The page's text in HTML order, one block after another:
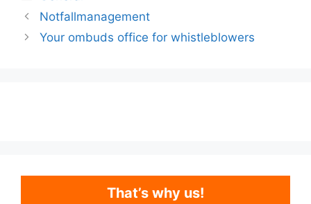
Notfallmanagement
Your ombuds office for whistleblowers
That’s why us!